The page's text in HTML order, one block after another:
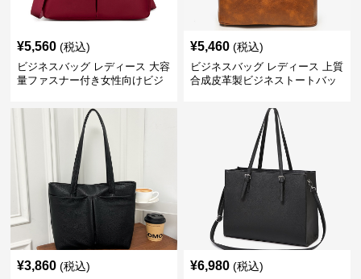
¥5,560 (税込)
ビジネスバッグ レディース 大容
量ファスナー付き女性向けビジ
¥5,460 (税込)
ビジネスバッグ レディース 上質
合成皮革製ビジネストートバッ
¥3,860 (税込) ¥6,980 (税込)